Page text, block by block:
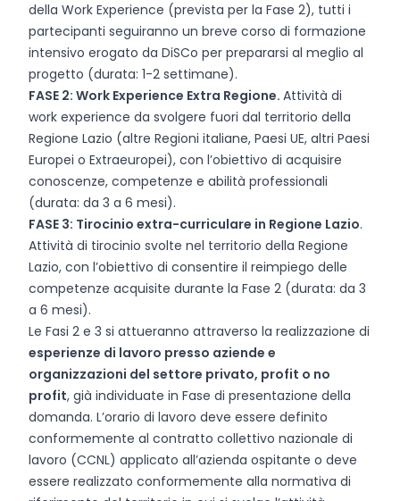
della Work Experience (prevista per la Fase 2), tutti i
partecipanti seguiranno un breve corso di formazione
intensivo erogato da DiSCo per prepararsi al meglio al
progetto (durata: 1-2 settimane).
FASE 2: Work Experience Extra Regione. Attività di
work experience da svolgere fuori dal territorio della
Regione Lazio (altre Regioni italiane, Paesi UE, altri Paesi
Europei o Extraeuropei), con l’obiettivo di acquisire
conoscenze, competenze e abilità professionali
(durata: da 3 a 6 mesi).
FASE 3: Tirocinio extra-curriculare in Regione Lazio.
Attività di tirocinio svolte nel territorio della Regione
Lazio, con l’obiettivo di consentire il reimpiego delle
competenze acquisite durante la Fase 2 (durata: da 3
a 6 mesi).
Le Fasi 2 e 3 si attueranno attraverso la realizzazione di
esperienze di lavoro presso aziende e
organizzazioni del settore privato, profit o no
profit, già individuate in Fase di presentazione della
domanda. L’orario di lavoro deve essere definito
conformemente al contratto collettivo nazionale di
lavoro (CCNL) applicato all’azienda ospitante o deve
essere realizzato conformemente alla normativa di